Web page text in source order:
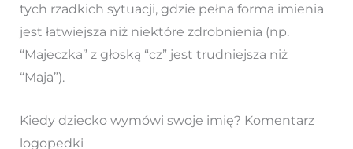
tych rzadkich sytuacji, gdzie pełna forma imienia
jest łatwiejsza niż niektóre zdrobnienia (np.
“Majeczka” z głoską “cz” jest trudniejsza niż
“Maja”).
Kiedy dziecko wymówi swoje imię? Komentarz
logopedki